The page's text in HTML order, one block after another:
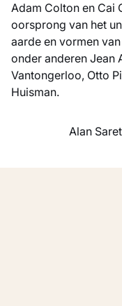
Adam Colton en Cai
oorsprong van het
aarde en vormen
onder anderen Jean
Vantongerloo, Otto
Huisman.
Alan